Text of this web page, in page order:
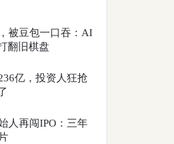
被豆包一口吞：AI
翻旧棋盘
亿，投资人狂抢
人再闯IPO：三年